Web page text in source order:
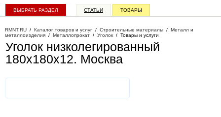
ВЫБРАТЬ РАЗДЕЛ СТАТЬИ ТОВАРЫ
RMNT.RU / Каталог товаров и услуг / Строительные материалы / Металл и
металлоизделия / Металлопрокат / Уголок / Товары и услуги
Уголок низколегированный
180х180х12. Москва